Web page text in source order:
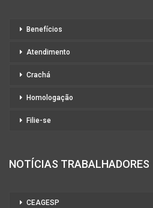
Benefícios
Atendimento
Crachá
Homologação
Filie-se
NOTÍCIAS TRABALHADORES
CEAGESP